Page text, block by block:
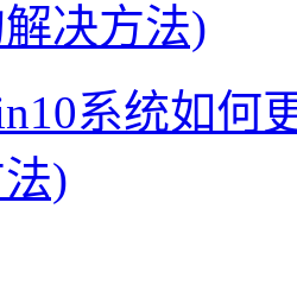
决方法)
系统如何
)